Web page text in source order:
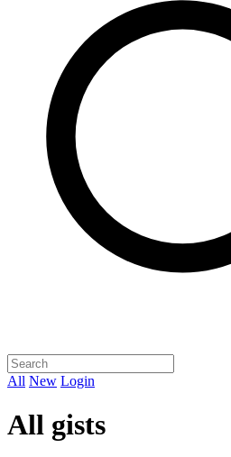
All New Login
All gists